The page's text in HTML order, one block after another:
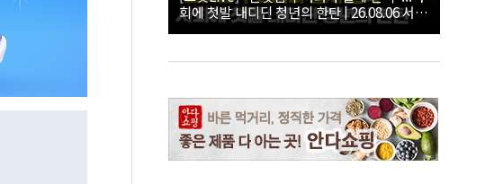
회에 첫발 내디딘 청년의 한탄 | 26.08.06 서울
시 부동산 대토론회